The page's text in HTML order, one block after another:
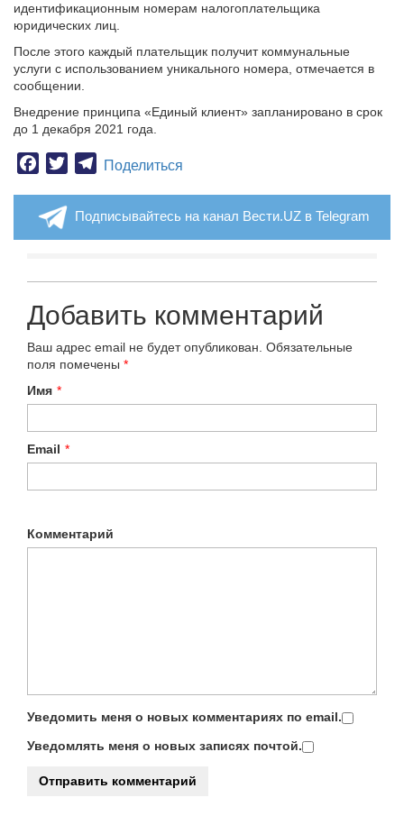
идентификационным номерам налогоплательщика
юридических лиц.
После этого каждый плательщик получит коммунальные
услуги с использованием уникального номера, отмечается в
сообщении.
Внедрение принципа «Единый клиент» запланировано в срок
до 1 декабря 2021 года.
Facebook
TwitterTelegram
Поделиться
Подписывайтесь на канал Вести.UZ в Telegram
Добавить комментарий
Ваш адрес email не будет опубликован. Обязательные
поля помечены *
Имя *
Email *
Комментарий
Уведомить меня о новых комментариях по email.
Уведомлять меня о новых записях почтой.